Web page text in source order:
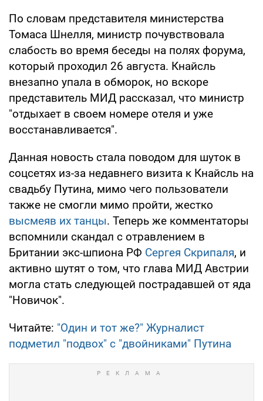
По словам представителя министерства
Томаса Шнелля, министр почувствовала
слабость во время беседы на полях форума,
который проходил 26 августа. Кнайсль
внезапно упала в обморок, но вскоре
представитель МИД рассказал, что министр
"отдыхает в своем номере отеля и уже
восстанавливается".
Данная новость стала поводом для шуток в
соцсетях из-за недавнего визита к Кнайсль на
свадьбу Путина, мимо чего пользователи
также не смогли мимо пройти, жестко
высмеяв их танцы. Теперь же комментаторы
вспомнили скандал с отравлением в
Британии экс-шпиона РФ Сергея Скрипаля, и
активно шутят о том, что глава МИД Австрии
могла стать следующей пострадавшей от яда
"Новичок".
Читайте: "Один и тот же?" Журналист
подметил "подвох" с "двойниками" Путина